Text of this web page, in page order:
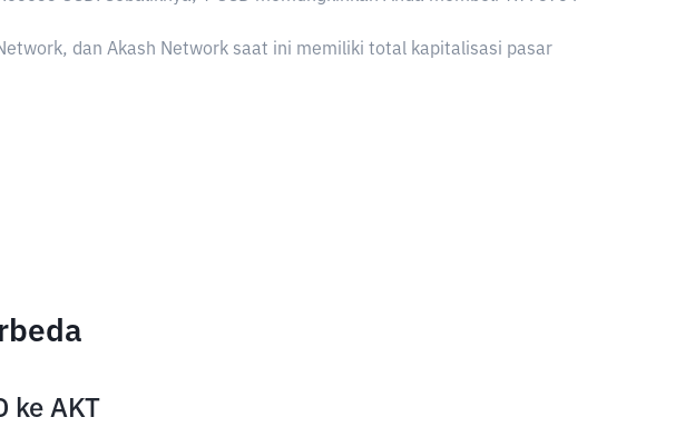
dan Akash Network saat ini memiliki total kapitalisasi pasar
ke AKT